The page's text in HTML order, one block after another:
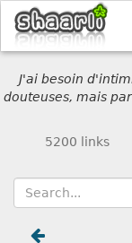
J'ai besoin
douteuses, mais
5200 links